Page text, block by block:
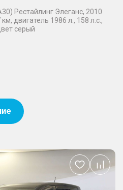
Рестайлинг Элеганс, 2010
двигатель 1986 л., 158 л.с.,
серый
Добавить
в
избранное